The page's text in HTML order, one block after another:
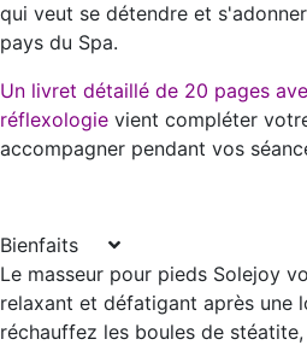
qui veut se détendre et
pays du Spa.
Un livret détaillé de 20 pages
réflexologie vient compléter
accompagner pendant vos
Bienfaits
Le masseur pour pieds Solejoy
relaxant et défatigant après une
réchauffez les boules de